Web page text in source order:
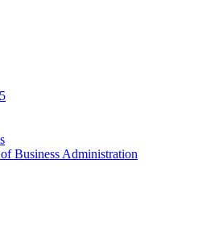
Business Administration